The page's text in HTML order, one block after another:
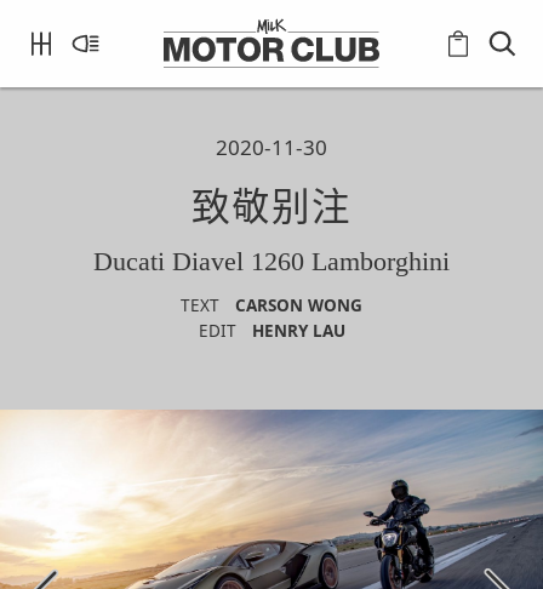
2020-11-30
致敬别注
Ducati Diavel 1260 Lamborghini
TEXT
CARSON WONG
EDIT
HENRY LAU